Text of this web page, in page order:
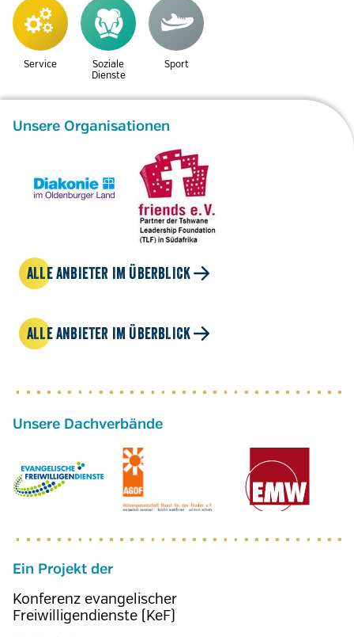
Service
Soziale
Dienste
Sport
Unsere Organisationen
ALLE ANBIETER IM ÜBERBLICK
ALLE ANBIETER IM ÜBERBLICK
Ein Projekt der
Konferenz evangelischer
Freiwilligendienste (KeF)